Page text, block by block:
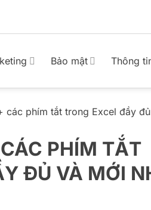
Bảo mật Thông
các phím tắt trong Excel đầy
PHÍM TẮT
ĐỦ VÀ MỚI